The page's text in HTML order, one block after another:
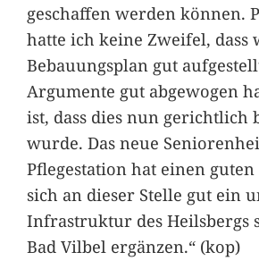
geschaffen werden können.
hatte ich keine Zweifel, dass
Bebauungsplan gut
Argumente gut abgewogen
ist, dass dies nun gerichtlich
wurde. Das neue
Pflegestation hat einen
sich an dieser Stelle gut ein
Infrastruktur des Heilsbergs
Bad Vilbel ergänzen.“ (kop)